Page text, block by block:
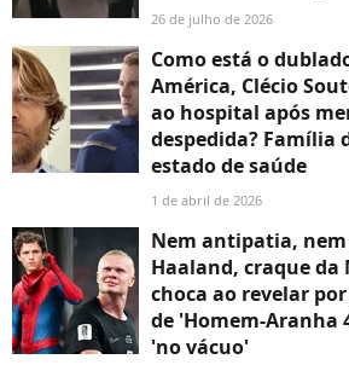
26 de julho de 2026
Como está o
América, Clécio
ao hospital após
despedida?
estado de saúde
1 de abril de 2026
Nem antipatia,
Haaland, craque da
choca ao revelar
de 'Homem-Aranha
'no vácuo'